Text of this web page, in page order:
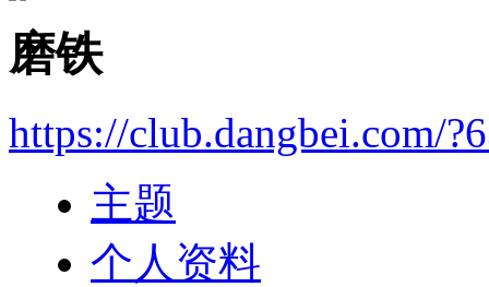
磨铁
https://club.dangbei.com/
主题
个人资料